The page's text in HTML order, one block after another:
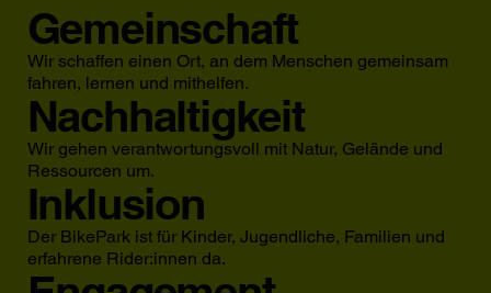
Gemeinschaft
Wir schaffen einen Ort, an dem Menschen gemeinsam
fahren, lernen und mithelfen.
Nachhaltigkeit
Wir gehen verantwortungsvoll mit Natur, Gelände und
Ressourcen um.
Inklusion
Der BikePark ist für Kinder, Jugendliche, Familien und
erfahrene Rider:innen da.